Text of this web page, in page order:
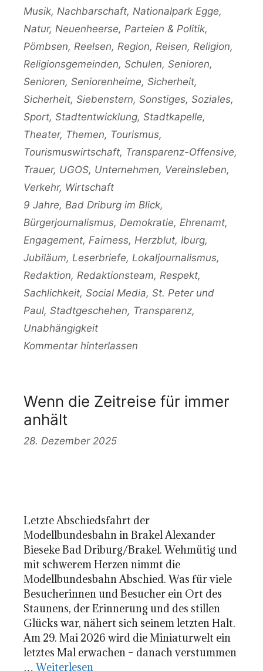
Musik, Nachbarschaft, Nationalpark Egge,
Natur, Neuenheerse, Parteien & Politik,
Pömbsen, Reelsen, Region, Reisen, Religion,
Religionsgemeinden, Schulen, Senioren,
Senioren, Seniorenheime, Sicherheit,
Sicherheit, Siebenstern, Sonstiges, Soziales,
Sport, Stadtentwicklung, Stadtkapelle,
Theater, Themen, Tourismus,
Tourismuswirtschaft, Transparenz-Offensive,
Trauer, UGOS, Unternehmen, Vereinsleben,
Verkehr, Wirtschaft
Schlagwörter
9 Jahre, Bad Driburg im Blick,
Bürgerjournalismus, Demokratie, Ehrenamt,
Engagement, Fairness, Herzblut, Iburg,
Jubiläum, Leserbriefe, Lokaljournalismus,
Redaktion, Redaktionsteam, Respekt,
Sachlichkeit, Social Media, St. Peter und
Paul, Stadtgeschehen, Transparenz,
Unabhängigkeit
Kommentar hinterlassen
Wenn die Zeitreise für immer
anhält
28. Dezember 2025
Letzte Abschiedsfahrt der
Modellbundesbahn in Brakel Alexander
Bieseke Bad Driburg/Brakel. Wehmütig und
mit schwerem Herzen nimmt die
Modellbundesbahn Abschied. Was für viele
Besucherinnen und Besucher ein Ort des
Staunens, der Erinnerung und des stillen
Glücks war, nähert sich seinem letzten Halt.
Am 29. Mai 2026 wird die Miniaturwelt ein
letztes Mal erwachen – danach verstummen
…Weiterlesen